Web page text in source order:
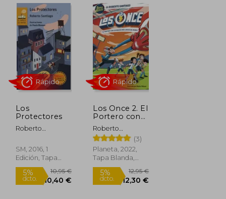
Rápido Rápido
Los
Protectores
Roberto
SM, 2016, 1
Edición, Tapa
Blanda, Nuevo
Los Once 2. El
Portero con
los Brazos
mas Largos
del Mundo
Roberto
Santiago
(3)
Planeta, 2022,
Tapa Blanda,
Nuevo